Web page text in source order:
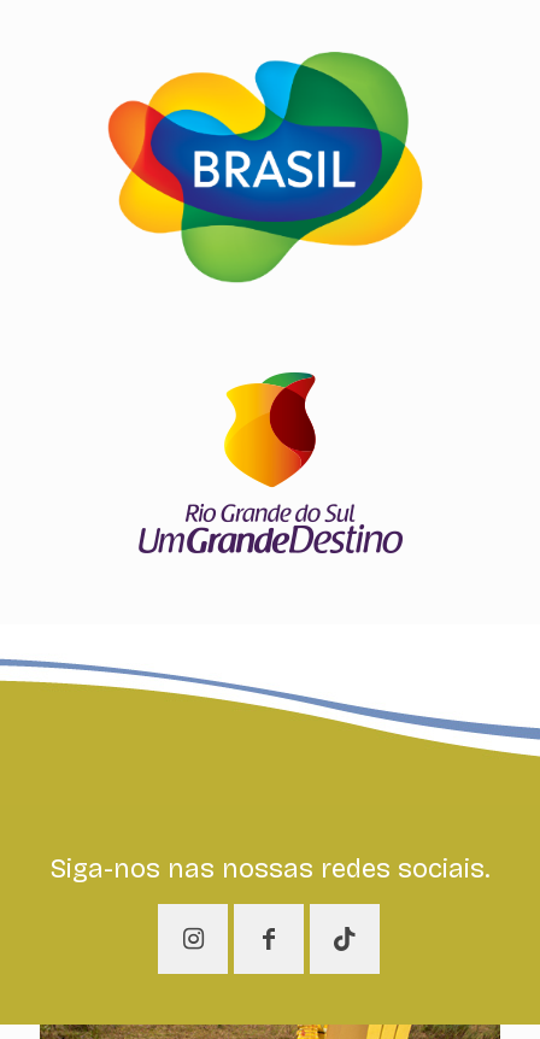
Siga-nos nas nossas redes sociais.